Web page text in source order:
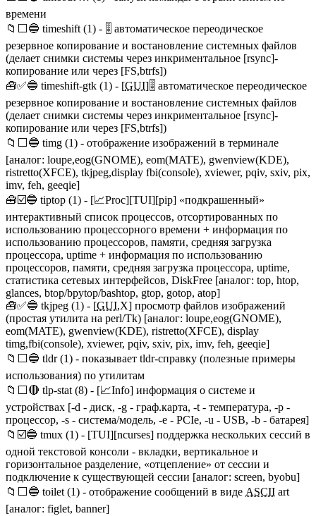
времени
📁⬜🔵 timeshift (1) - 🎚️ автоматическое переодическое
резервное копирование и востановление системных файлов
(делает снимки системы через инкриментальное [rsync]-
копирование или через [FS,btrfs])
🧰✅🔵 timeshift-gtk (1) - [GUI]🎚️ автоматическое переодическое
резервное копирование и востановление системных файлов
(делает снимки системы через инкриментальное [rsync]-
копирование или через [FS,btrfs])
📁⬜🔵 timg (1) - отображение изображений в терминале
[аналог: loupe,eog(GNOME), eom(MATE), gwenview(KDE),
ristretto(XFCE), tkjpeg,display fbi(console), xviewer, pqiv, sxiv, pix,
imv, feh, geeqie]
🧰☑️🔵 tiptop (1) - [📈Proc][TUI][pip] «подкрашенный»
интерактивный список процессов, отсортированных по
использованию процессорного времени + информация по
использованию процессоров, памяти, средняя загрузка
процессора, uptime + информация по использованию
процессоров, памяти, средняя загрузка процессора, uptime,
статистика сетевых интерфейсов, DiskFree [аналог: top, htop,
glances, btop/bpytop/bashtop, gtop, gotop, atop]
🧰✅🔵 tkjpeg (1) - [GUI,X] просмотр файлов изображений
(простая утилита на perl/Tk) [аналог: loupe,eog(GNOME),
eom(MATE), gwenview(KDE), ristretto(XFCE), display
timg,fbi(console), xviewer, pqiv, sxiv, pix, imv, feh, geeqie]
📁⬜🔵 tldr (1) - показывает tldr-справку (полезные примеры
использования) по утилитам
📁⬜🔴 tlp-stat (8) - [📈Info] информация о системе и
устройствах [-d - диск, -g - граф.карта, -t - температура, -p -
процессор, -s - система/модель, -e - PCIe, -u - USB, -b - батарея]
📁☑️🔵 tmux (1) - [TUI][ncurses] поддержка нескольких сессий в
одной текстовой консоли - вкладки, вертикальное и
горизонтальное разделение, «отцепление» от сессии и
подключение к существующей сессии [аналог: screen, byobu]
📁⬜🔵 toilet (1) - отображение сообщений в виде ASCII art
[аналог: figlet, banner]